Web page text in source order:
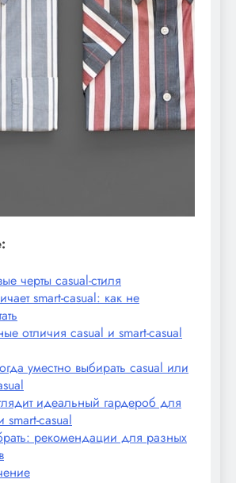
черты casual-стиля
smart-casual: как не
отличия casual и smart-casual
уместно выбирать casual или
идеальный гардероб для
smart-casual
рекомендации для разных